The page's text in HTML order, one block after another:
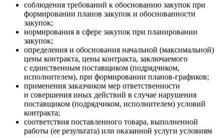
соблюдения требований к обоснованию закупок при
формировании планов закупок и обоснованности
закупок;
нормирования в сфере закупок при планировании
закупок;
определения и обоснования начальной (максимальной)
цены контракта, цены контракта, заключаемого
с единственным поставщиком (подрядчиком,
исполнителем), при формировании планов-графиков;
применения заказчиком мер ответственности
и совершения иных действий в случае нарушения
поставщиком (подрядчиком, исполнителем) условий
контракта;
соответствия поставленного товара, выполненной
работы (ее результата) или оказанной услуги условиям